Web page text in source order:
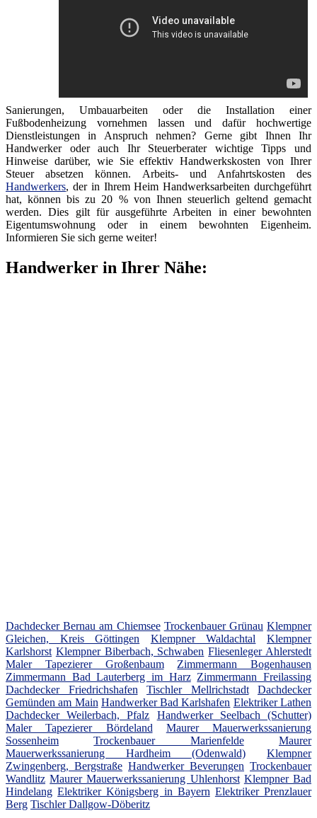
Sanierungen, Umbauarbeiten oder die Installation einer
Fußbodenheizung vornehmen lassen und dafür hochwertige
Dienstleistungen in Anspruch nehmen? Gerne gibt Ihnen Ihr
Handwerker oder auch Ihr Steuerberater wichtige Tipps und
Hinweise darüber, wie Sie effektiv Handwerkskosten von Ihrer
Steuer absetzen können. Arbeits- und Anfahrtskosten des
Handwerkers, der in Ihrem Heim Handwerksarbeiten durchgeführt
hat, können bis zu 20 % von Ihnen steuerlich geltend gemacht
werden. Dies gilt für ausgeführte Arbeiten in einer bewohnten
Eigentumswohnung oder in einem bewohnten Eigenheim.
Informieren Sie sich gerne weiter!
Handwerker in Ihrer Nähe:
Dachdecker Bernau am Chiemsee Trockenbauer Grünau Klempner
Gleichen, Kreis Göttingen
Klempner Waldachtal
Klempner
Karlshorst Klempner Biberbach, Schwaben Fliesenleger Ahlerstedt
Maler Tapezierer Großenbaum
Zimmermann Bogenhausen
Zimmermann Bad Lauterberg im Harz Zimmermann Freilassing
Dachdecker Friedrichshafen
Tischler Mellrichstadt
Dachdecker
Gemünden am Main Handwerker Bad Karlshafen Elektriker Lathen
Dachdecker Weilerbach, Pfalz
Handwerker Seelbach (Schutter)
Maler Tapezierer Bördeland
Maurer Mauerwerkssanierung
Sossenheim
Trockenbauer Marienfelde
Maurer
Mauerwerkssanierung Hardheim (Odenwald)
Klempner
Zwingenberg, Bergstraße Handwerker Beverungen Trockenbauer
Wandlitz Maurer Mauerwerkssanierung Uhlenhorst Klempner Bad
Hindelang Elektriker Königsberg in Bayern Elektriker Prenzlauer
Berg Tischler Dallgow-Döberitz